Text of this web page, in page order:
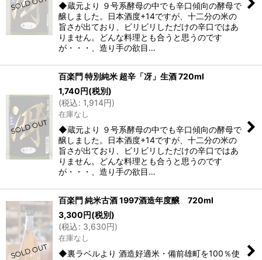
◆蔵元より ９号系酵母の中でも辛口傾向の酵母で
醸しました。日本酒度+14ですが、十二分の米の
旨さが出ており、ビリビリしただけの辛口ではあ
りません。どんな料理とも合うと思うのです
が・・・、造り手の欲目…
百楽門 特別純米 超辛「冴」生酒 720ml
1,740円(税別)
(税込: 1,914円)
在庫なし
◆蔵元より ９号系酵母の中でも辛口傾向の酵母で
醸しました。日本酒度+14ですが、十二分の米の
旨さが出ており、ビリビリしただけの辛口ではあ
りません。どんな料理とも合うと思うのです
が・・・、造り手の欲目…
百楽門 純米古酒 1997酒造年度醸 720ml
3,300円(税別)
(税込: 3,630円)
在庫なし
◆裏ラベルより 酒造好適米・備前雄町を100％使